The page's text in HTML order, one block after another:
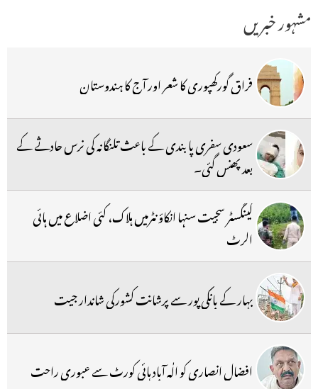
مشہور خبریں
فراق گورکھپوری کا شعر اور آج کا ہندوستان
سعودی سفری پابندی کے باعث تلنگانہ کی نرس حادثے کے
بعد پھنس گئی۔
گینگسٹر سجیت سنہا انکاؤنٹرمیں ہلاک، کئی اضلاع میں ہائی
الرٹ
بہار کے بانکی پور سے پرشانت کشورکی شاندار جیت
افضال انصاری کو الٰہ آباد ہائی کورٹ سے عبوری راحت